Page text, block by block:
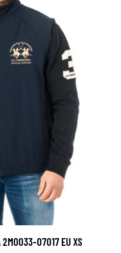
07017 EU XS